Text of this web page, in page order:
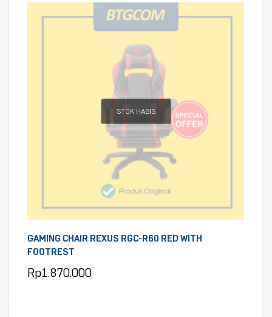
STOK HABIS
GAMING CHAIR REXUS RGC-R60 RED WITH
FOOTREST
Rp1.870.000